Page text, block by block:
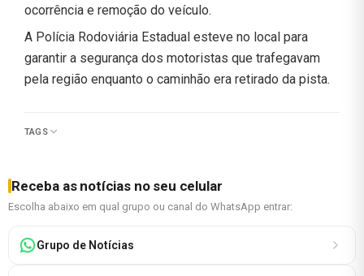
ocorrência e remoção do veículo.
A Polícia Rodoviária Estadual esteve no local para
garantir a segurança dos motoristas que trafegavam
pela região enquanto o caminhão era retirado da pista.
TAGS
Receba as notícias no seu celular
Escolha abaixo em qual grupo ou canal do WhatsApp entrar:
Grupo de Notícias